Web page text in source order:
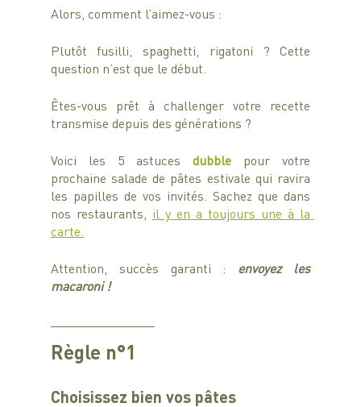
Alors, comment l’aimez-vous :
Plutôt fusilli, spaghetti, rigatoni ? Cette
question n’est que le début.
Êtes-vous prêt à challenger votre recette
transmise depuis des générations ?
Voici les 5 astuces dubble pour votre
prochaine salade de pâtes estivale qui ravira
les papilles de vos invités. Sachez que dans
nos restaurants, il y en a toujours une à la
carte.
Attention, succès garanti : envoyez les
macaroni !
Règle n°1
Choisissez bien vos pâtes